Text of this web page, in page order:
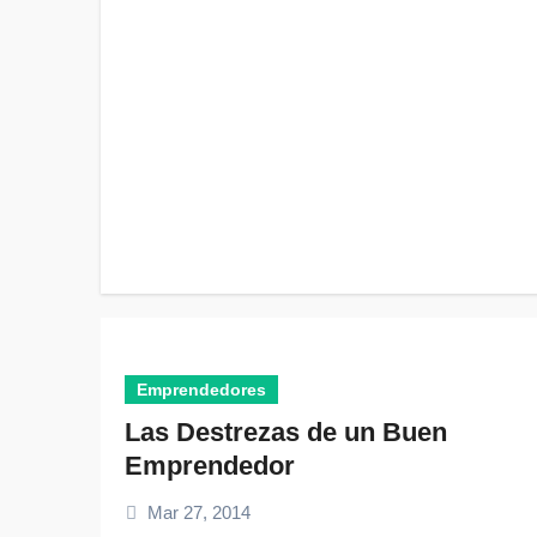
Emprendedores
Las Destrezas de un Buen
Emprendedor
Mar 27, 2014